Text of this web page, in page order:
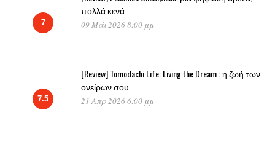
7
πολλά κενά
09 Μάι 2026 8:00 μμ
7.5
[Review] Tomodachi Life: Living the Dream : η ζωή των
ονείρων σου
21 Απρ 2026 6:00 μμ